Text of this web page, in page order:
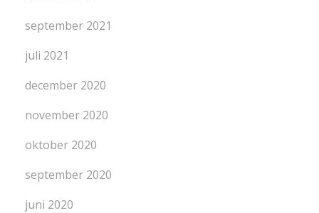
september 2021
juli 2021
december 2020
november 2020
oktober 2020
september 2020
juni 2020